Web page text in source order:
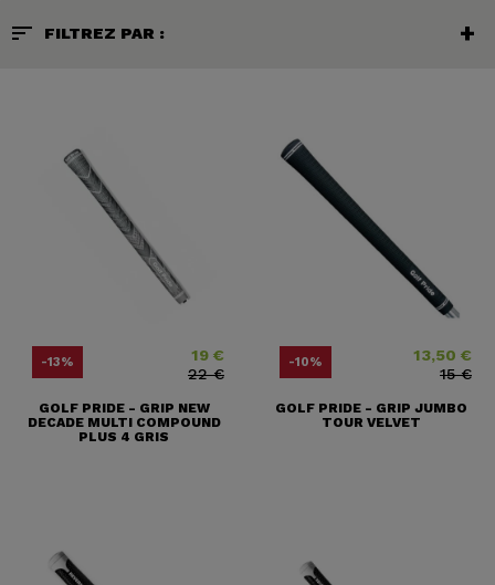
sort FILTREZ PAR :
-13% 19 €
Prix ​​habituel
22 €
GOLF PRIDE - GRIP NEW
DECADE MULTI COMPOUND
PLUS 4 GRIS
-10% 13,50 €
Prix ​​habituel
15 €
GOLF PRIDE - GRIP JUMBO
TOUR VELVET